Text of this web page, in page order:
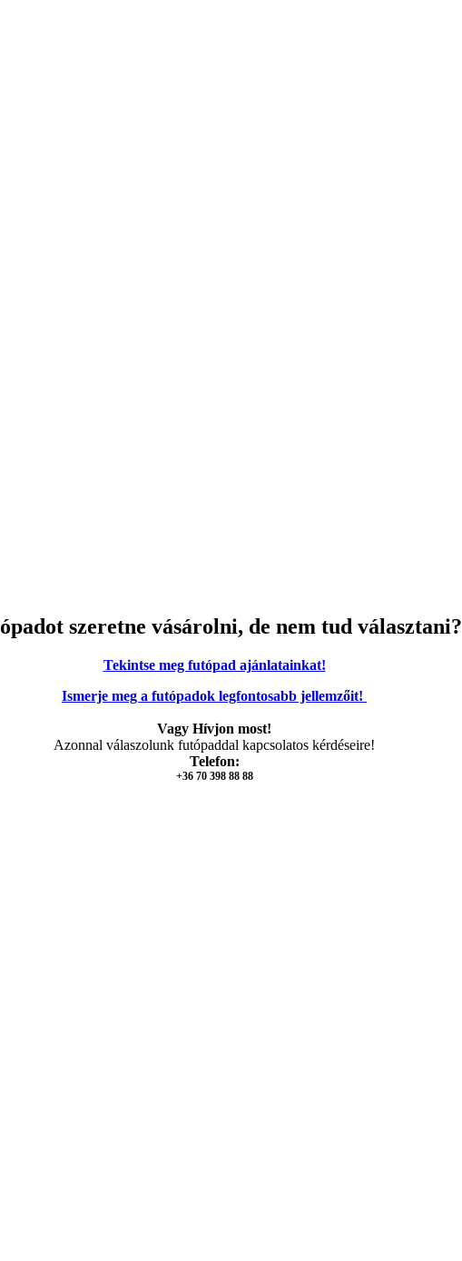
szeretne vásárolni, de nem tud választani?
Tekintse meg futópad ajánlatainkat!
Ismerje meg a futópadok legfontosabb jellemzőit!
Vagy Hívjon most!
Azonnal válaszolunk futópaddal kapcsolatos kérdéseire!
Telefon:
+36 70 398 88 88